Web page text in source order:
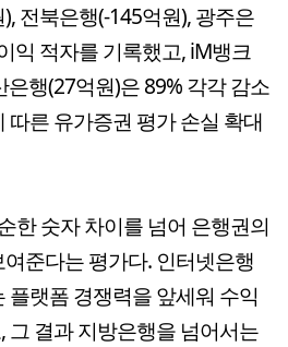
전북은행(-145억원), 광주은
익 적자를 기록했고, iM뱅크
은행(27억원)은 89% 각각 감소
따른 유가증권 평가 손실 확대
한 숫자 차이를 넘어 은행권의
준다는 평가다. 인터넷은행
플랫폼 경쟁력을 앞세워 수익
그 결과 지방은행을 넘어서는